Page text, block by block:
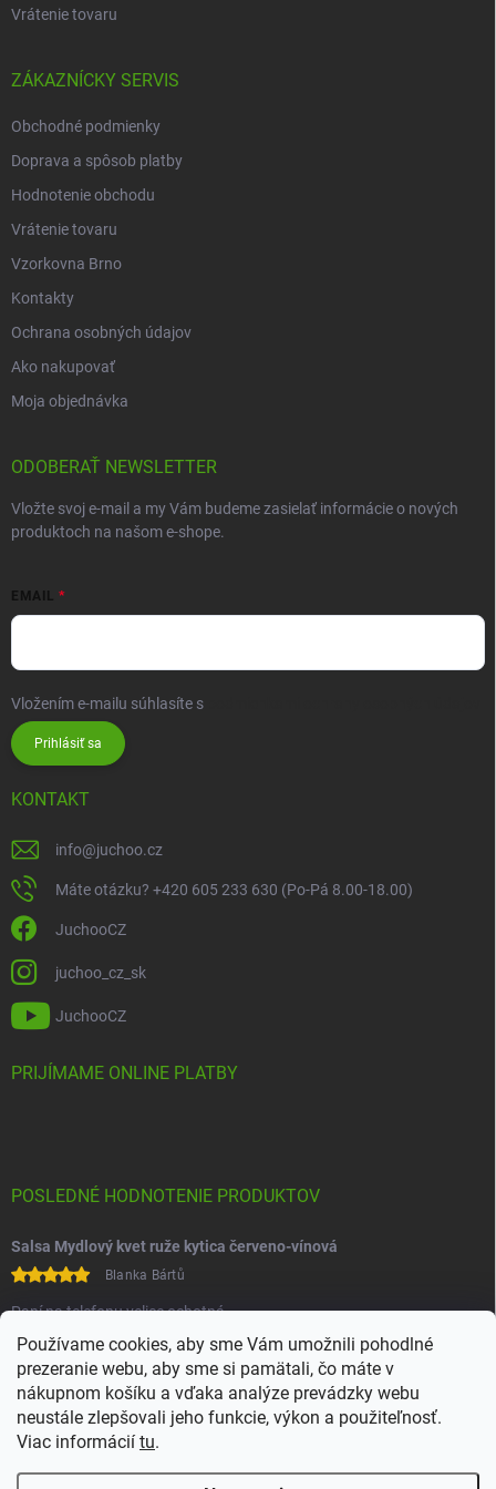
Používame cookies, aby sme Vám umožnili pohodlné
prezeranie webu, aby sme si pamätali, čo máte v
nákupnom košíku a vďaka analýze prevádzky webu
neustále zlepšovali jeho funkcie, výkon a použiteľnosť.
Viac informácií tu.
Vrátenie tovaru
ZÁKAZNÍCKY SERVIS
Obchodné podmienky
Doprava a spôsob platby
Hodnotenie obchodu
Vrátenie tovaru
Vzorkovna Brno
Kontakty
Ochrana osobných údajov
Ako nakupovať
Moja objednávka
ODOBERAŤ NEWSLETTER
Vložte svoj e-mail a my Vám budeme zasielať informácie o nových
produktoch na našom e-shope.
EMAIL
Vložením e-mailu súhlasíte s
Prihlásiť sa
KONTAKT
info@juchoo.cz
Máte otázku? +420 605 233 630 (Po-Pá 8.00-18.00)
JuchooCZ
juchoo_cz_sk
JuchooCZ
PRIJÍMAME ONLINE PLATBY
POSLEDNÉ HODNOTENIE PRODUKTOV
Salsa Mydlový kvet ruže kytica červeno-vínová
Blanka Bártů
Paní na telefonu velice ochotná